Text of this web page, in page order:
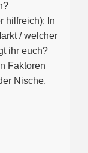
hilfreich): In
/ welcher
ihr euch?
Faktoren
Nische.